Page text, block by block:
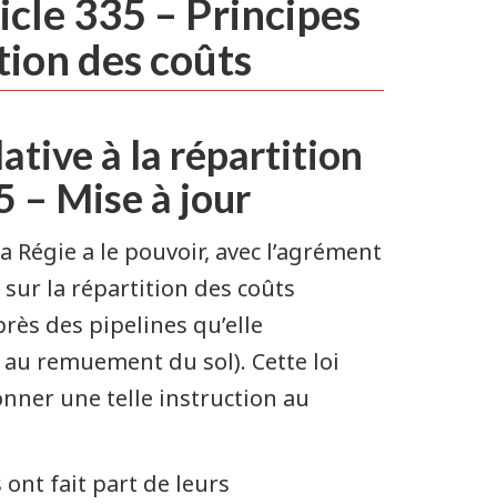
335 – Principes
des coûts
à la répartition
– Mise à jour
Régie a le pouvoir, avec l’agrément
la répartition des coûts
des pipelines qu’elle
remuement du sol). Cette loi
une telle instruction au
ont fait part de leurs